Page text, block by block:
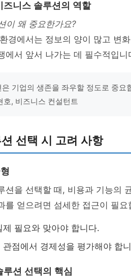
즈니스 솔루션의 역할
이 왜 중요한가요?
경에서는 정보의 양이 많고 변
에서 앞서 나가는 데 필수적입니
기업의 생존을 좌우할 정도로 중
호, 비즈니스 컨설턴트
선택 시 고려 사항
션을 선택할 때, 비용과 기능의
를 얻으려면 섬세한 접근이 필요
제 필요와 맞아야 합니다.
관점에서 경제성을 평가해야 합
션 선택의 핵심